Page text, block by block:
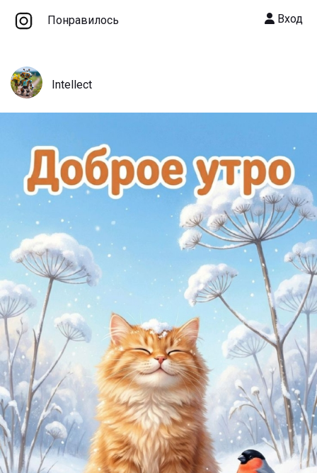
Понравилось Вход
Intellect